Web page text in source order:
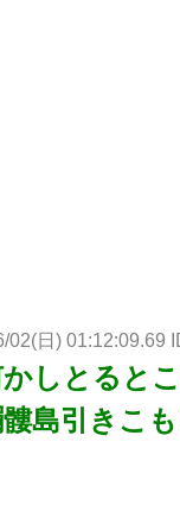
02(日) 01:12:09.69
しとると
島引きこ